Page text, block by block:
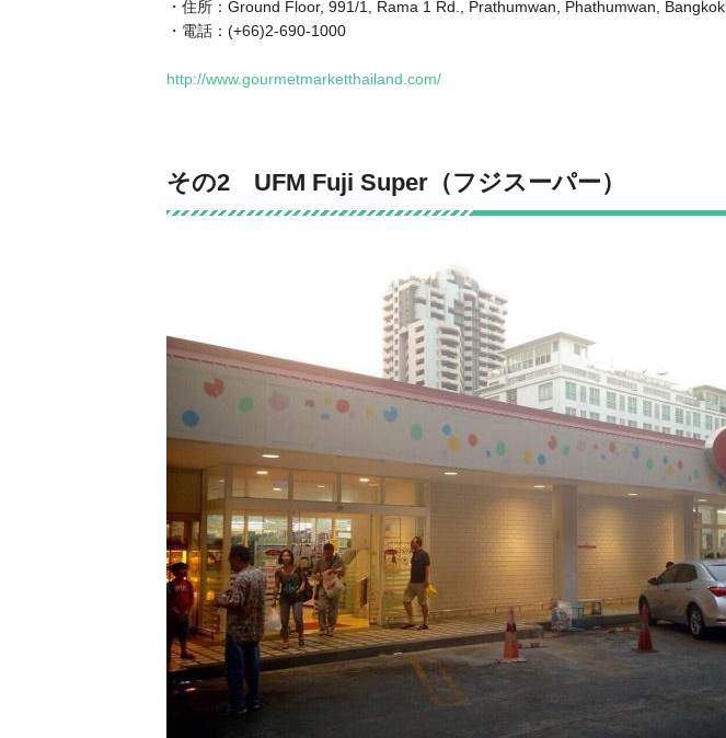
・住所：Ground Floor, 991/1, Rama 1 Rd., Prathumwan, Phathumwan, Bangkok
・電話：(+66)2-690-1000
http://www.gourmetmarketthailand.com/
その2 UFM Fuji Super（フジスーパー）